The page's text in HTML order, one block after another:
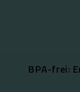
BPA-frei: